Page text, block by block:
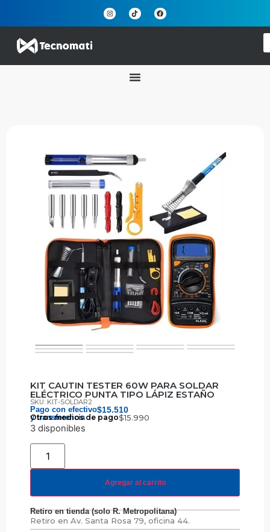
KIT CAUTIN TESTER 60W PARA SOLDAR
ELÉCTRICO PUNTA TIPO LÁPIZ ESTAÑO
SKU: KIT-SOLDAR2
Pago con efectivo
y transferencia
$15.510
Otros medios de pago$15.990
3 disponibles
Agregar al carrito
Retiro en tienda (solo R. Metropolitana)
Retiro en Av. Santa Rosa 79, oficina 44.